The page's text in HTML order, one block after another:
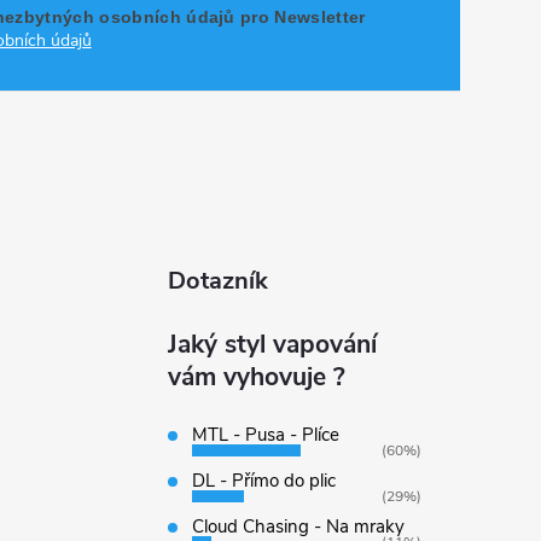
osobních údajů pro Newsletter
údajů
Dotazník
Jaký styl vapování
vám vyhovuje ?
MTL - Pusa - Plíce
(60%)
DL - Přímo do plic
(29%)
Cloud Chasing - Na mraky